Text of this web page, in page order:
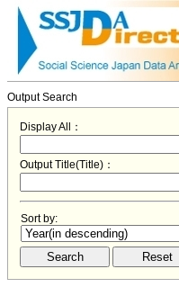
Output Search
Display All：
Output Title(Title)：
Sort by: